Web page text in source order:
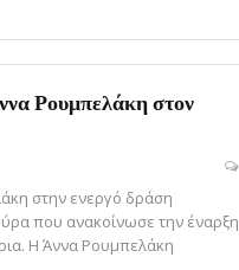
Ρουμπελάκη στον
στην ενεργό δράση
που ανακοίνωσε την έναρξη
Η Άννα Ρουμπελάκη